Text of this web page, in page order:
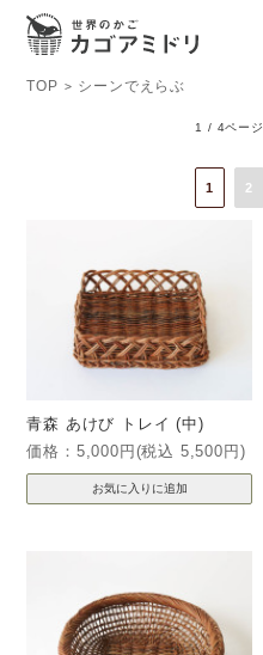
TOP > シーンでえらぶ
1 / 4ページ
1 2
青森 あけび トレイ (中)
価格：5,000円(税込 5,500円)